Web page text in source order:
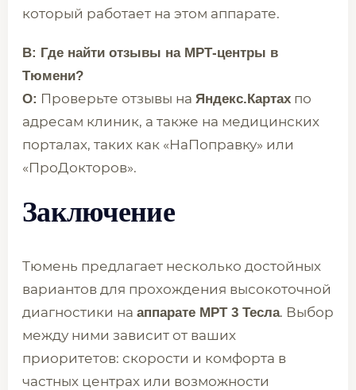
который работает на этом аппарате.
В: Где найти отзывы на МРТ-центры в
Тюмени?
О: Проверьте отзывы на Яндекс.Картах по
адресам клиник, а также на медицинских
порталах, таких как «НаПоправку» или
«ПроДокторов».
Заключение
Тюмень предлагает несколько достойных
вариантов для прохождения высокоточной
диагностики на аппарате МРТ 3 Тесла. Выбор
между ними зависит от ваших
приоритетов: скорости и комфорта в
частных центрах или возможности